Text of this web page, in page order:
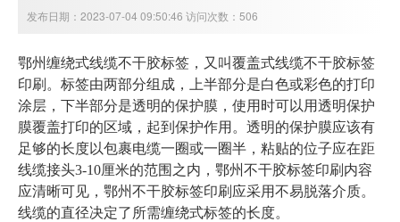
发布日期：2023-07-04 09:50:46 访问次数：506
鄂州缠绕式线缆不干胶标签，又叫覆盖式线缆不干胶标签
印刷。标签由两部分组成，上半部分是白色或彩色的打印
涂层，下半部分是透明的保护膜，使用时可以用透明保护
膜覆盖打印的区域，起到保护作用。透明的保护膜应该有
足够的长度以包裹电缆一圈或一圈半，粘贴的位子应在距
线缆接头3-10厘米的范围之内， 鄂州不干胶标签印刷内容
应清晰可见， 鄂州不干胶标签印刷应采用不易脱落介质。
线缆的直径决定了所需缠绕式标签的长度。